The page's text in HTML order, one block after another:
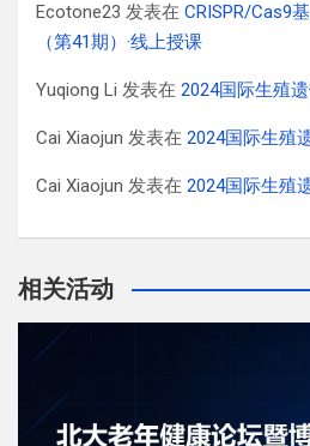
Ecotone23 发表在 CRISPR/Cas9
（第41期）·线上授课
Yuqiong Li 发表在 2024国际生殖遗
Cai Xiaojun 发表在 2024国际生殖
Cai Xiaojun 发表在 2024国际生殖
相关活动